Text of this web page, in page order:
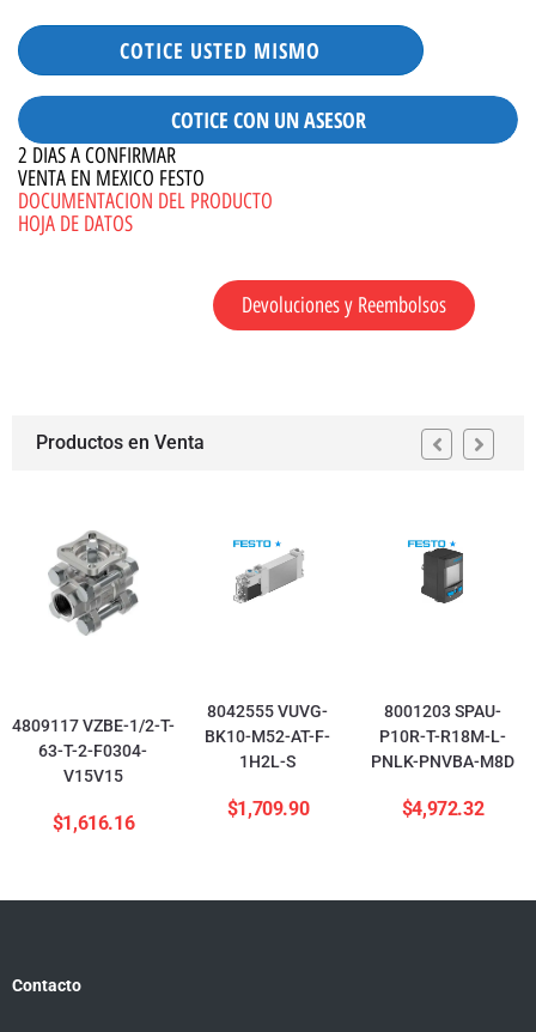
COTICE USTED MISMO
COTICE CON UN ASESOR
2 DIAS A CONFIRMAR
VENTA EN MEXICO FESTO
DOCUMENTACION DEL PRODUCTO
HOJA DE DATOS
Devoluciones y Reembolsos
Productos en Venta
4809117 VZBE-1/2-T-
63-T-2-F0304-
V15V15
$1,616.16
8042555 VUVG-
BK10-M52-AT-F-
1H2L-S
$1,709.90
8001203 SPAU-
P10R-T-R18M-L-
PNLK-PNVBA-M8D
$4,972.32
Contacto